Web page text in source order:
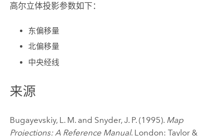
高尔立体投影参数如下：
东偏移量
北偏移量
中央经线
来源
Bugayevskiy, L. M. and Snyder, J. P. (1995). Map
Projections: A Reference Manual. London: Taylor &